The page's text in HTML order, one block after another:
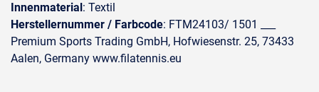
Innenmaterial: Textil
Herstellernummer / Farbcode: FTM24103/ 1501 ___
Premium Sports Trading GmbH, Hofwiesenstr. 25, 73433
Aalen, Germany www.filatennis.eu